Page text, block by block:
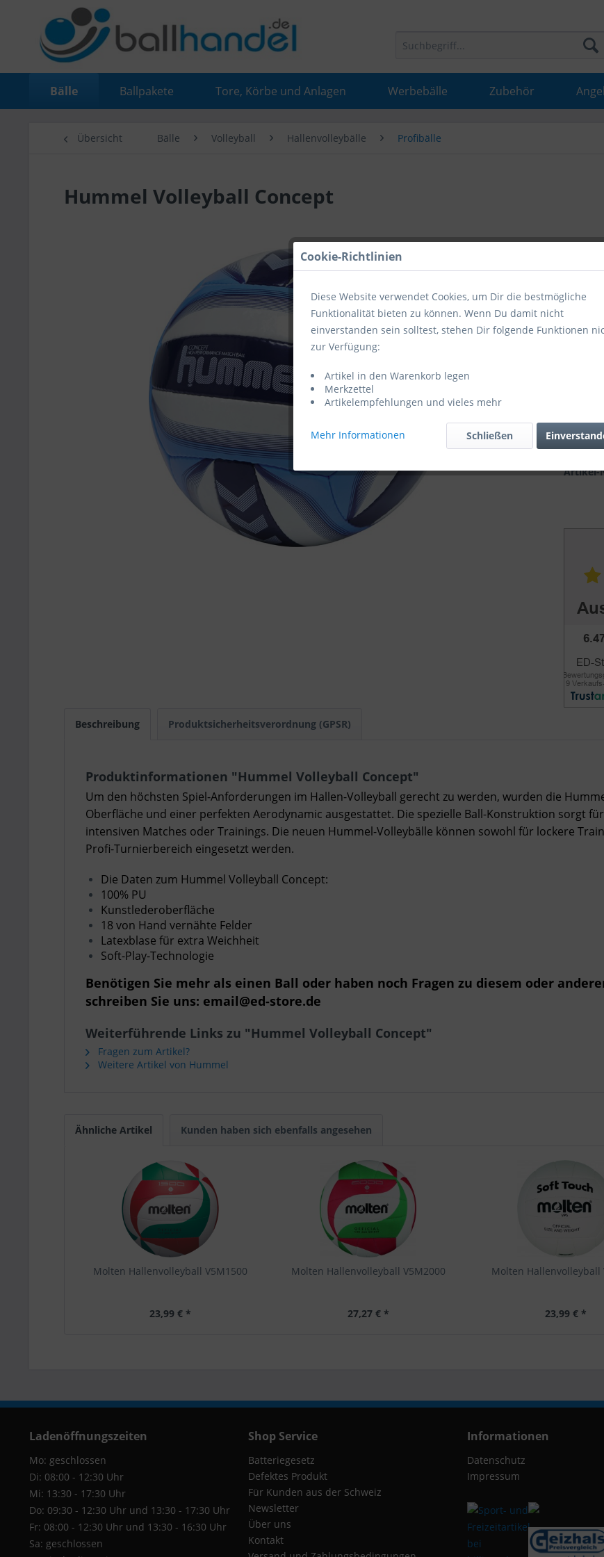
Bälle Ballpakete Tore, Körbe und Anlagen Werbebälle Zubehör
Übersicht Bälle Volleyball Hallenvolleybälle Profibälle
Hummel Volleyball Concept
Artikel-
Beschreibung Produktsicherheitsverordnung (GPSR)
Produktinformationen "Hummel Volleyball Concept"
Um den höchsten Spiel-Anforderungen im Hallen-Volleyball gerecht zu werden, wurden die
Oberfläche und einer perfekten Aerodynamic ausgestattet. Die spezielle Ball-Konstruktion sorgt
intensiven Matches oder Trainings. Die neuen Hummel-Volleybälle können sowohl für lockere
Profi-Turnierbereich eingesetzt werden.
Die Daten zum Hummel Volleyball Concept:
100% PU
Kunstlederoberfläche
18 von Hand vernähte Felder
Latexblase für extra Weichheit
Soft-Play-Technologie
Benötigen Sie mehr als einen Ball oder haben noch Fragen zu diesem oder
schreiben Sie uns: email@ed-store.de
Weiterführende Links zu "Hummel Volleyball Concept"
Fragen zum Artikel?
Weitere Artikel von Hummel
Ähnliche Artikel Kunden haben sich ebenfalls angesehen
Molten Hallenvolleyball V5M1500
23,99 € *
Molten Hallenvolleyball V5M2000
27,27 € *
Molten Hallenvolleyball
23,99 € *
Ladenöffnungszeiten
Mo: geschlossen
Di: 08:00 - 12:30 Uhr
Mi: 13:30 - 17:30 Uhr
Do: 09:30 - 12:30 Uhr und 13:30 - 17:30 Uhr
Fr: 08:00 - 12:30 Uhr und 13:30 - 16:30 Uhr
Sa: geschlossen
Shop Service
Batteriegesetz
Defektes Produkt
Für Kunden aus der Schweiz
Newsletter
Über uns
Kontakt
Informationen
Datenschutz
Impressum
Cookie-Richtlinien
Diese Website verwendet Cookies, um Dir die bestmögliche
Funktionalität bieten zu können. Wenn Du damit nicht
einverstanden sein solltest, stehen Dir folgende Funktionen
zur Verfügung:
Artikel in den Warenkorb legen
Merkzettel
Artikelempfehlungen und vieles mehr
Mehr Informationen Schließen